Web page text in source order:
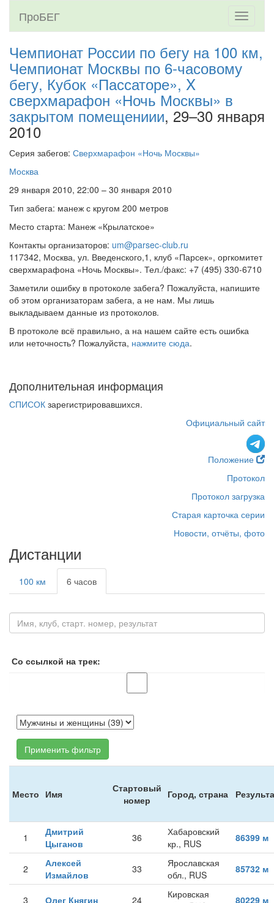
Toggle
ПроБЕГ
Чемпионат России по бегу на 100 км,
Чемпионат Москвы по 6-часовому
бегу, Кубок «Пассаторе», X
сверхмарафон «Ночь Москвы» в
закрытом помещениии, 29–30 января
2010
Серия забегов: Сверхмарафон «Ночь Москвы»
Москва
29 января 2010, 22:00 – 30 января 2010
Тип забега: манеж с кругом 200 метров
Место старта: Манеж «Крылатское»
Контакты организаторов: um@parsec-club.ru
117342, Москва, ул. Введенского,1, клуб «Парсек», оргкомитет
сверхмарафона «Ночь Москвы». Тел./факс: +7 (495) 330-6710
Заметили ошибку в протоколе забега? Пожалуйста, напишите
об этом организаторам забега, а не нам. Мы лишь
выкладываем данные из протоколов.
В протоколе всё правильно, а на нашем сайте есть ошибка
или неточность? Пожалуйста, нажмите сюда.
Дополнительная информация
СПИСОК зарегистрировавшихся.
Официальный сайт
Положение
Протокол
Протокол загрузка
Старая карточка серии
Новости, отчёты, фото
Дистанции
100 км 6 часов
Со ссылкой на трек:
Применить фильтр
Место Имя
Стартовый
номер
Город, страна
1
Дмитрий
Цыганов
36
Хабаровский
кр., RUS
86399 м
2
Алексей
Измайлов
33
Ярославская
обл., RUS
85732 м
3 Олег Княгин 24
Кировская
80229 м